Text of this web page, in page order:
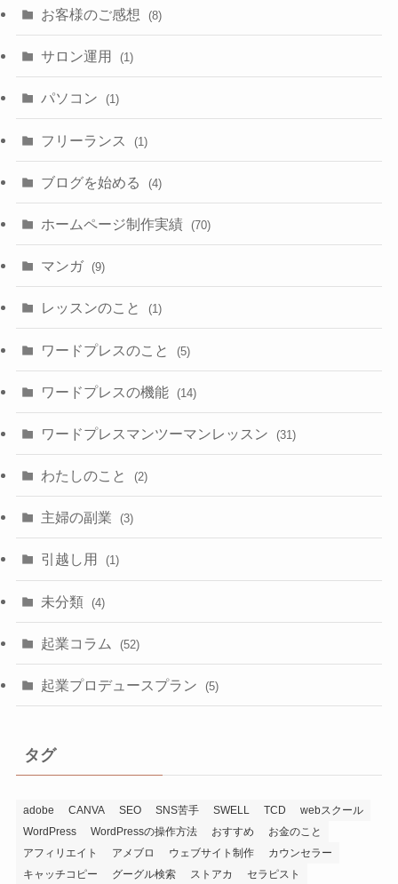
お客様のご感想 (8)
サロン運用 (1)
パソコン (1)
フリーランス (1)
ブログを始める (4)
ホームページ制作実績 (70)
マンガ (9)
レッスンのこと (1)
ワードプレスのこと (5)
ワードプレスの機能 (14)
ワードプレスマンツーマンレッスン (31)
わたしのこと (2)
主婦の副業 (3)
引越し用 (1)
未分類 (4)
起業コラム (52)
起業プロデュースプラン (5)
タグ
adobe CANVA SEO SNS苦手 SWELL TCD
webスクール
WordPress
WordPressの操作方法 おすすめ
お金のこと
アフィリエイト
アメブロ ウェブサイト制作
カウンセラー
キャッチコピー
グーグル検索 ストアカ セラピスト